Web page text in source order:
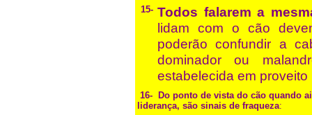
15- Todos falarem a
lidam com o cão
poderão confundir a
dominador ou
estabelecida em proveito
16-
Do ponto de vista do cão quando
liderança, são sinais de fraqueza: